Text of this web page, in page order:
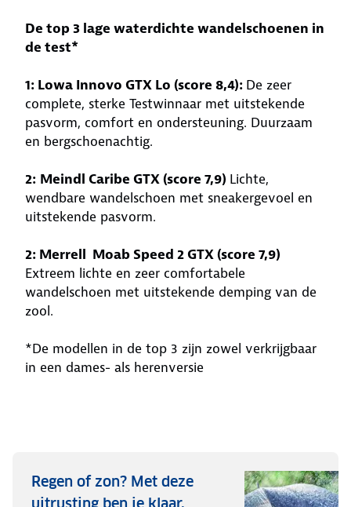
De top 3 lage waterdichte wandelschoenen in
de test*
1: Lowa Innovo GTX Lo (score 8,4): De zeer
complete, sterke Testwinnaar met uitstekende
pasvorm, comfort en ondersteuning. Duurzaam
en bergschoenachtig.
2: Meindl Caribe GTX (score 7,9) Lichte,
wendbare wandelschoen met sneakergevoel en
uitstekende pasvorm.
2: Merrell Moab Speed 2 GTX (score 7,9)
Extreem lichte en zeer comfortabele
wandelschoen met uitstekende demping van de
zool.
*De modellen in de top 3 zijn zowel verkrijgbaar
in een dames- als herenversie
Regen of zon? Met deze
uitrusting ben je klaar.